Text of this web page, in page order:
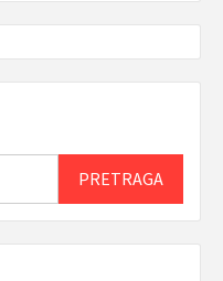
PRETRAGA